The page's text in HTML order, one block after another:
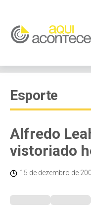
Esporte
Alfredo
vistoriado
15 de dezembro de